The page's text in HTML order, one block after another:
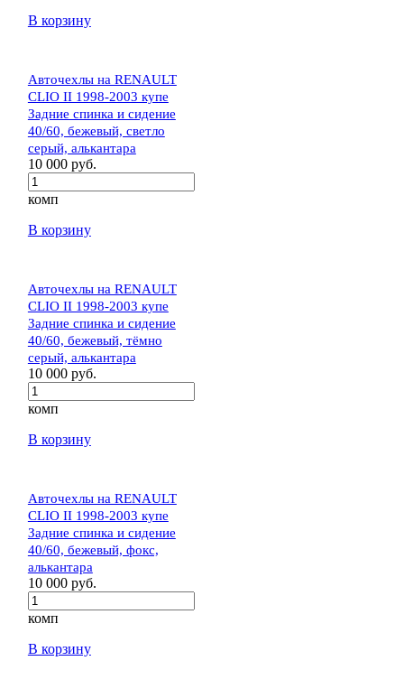
В корзину
Авточехлы на RENAULT
CLIO II 1998-2003 купе
Задние спинка и сидение
40/60, бежевый, светло
серый, алькантара
10 000 руб.
комп
В корзину
Авточехлы на RENAULT
CLIO II 1998-2003 купе
Задние спинка и сидение
40/60, бежевый, тёмно
серый, алькантара
10 000 руб.
комп
В корзину
Авточехлы на RENAULT
CLIO II 1998-2003 купе
Задние спинка и сидение
40/60, бежевый, фокс,
алькантара
10 000 руб.
комп
В корзину